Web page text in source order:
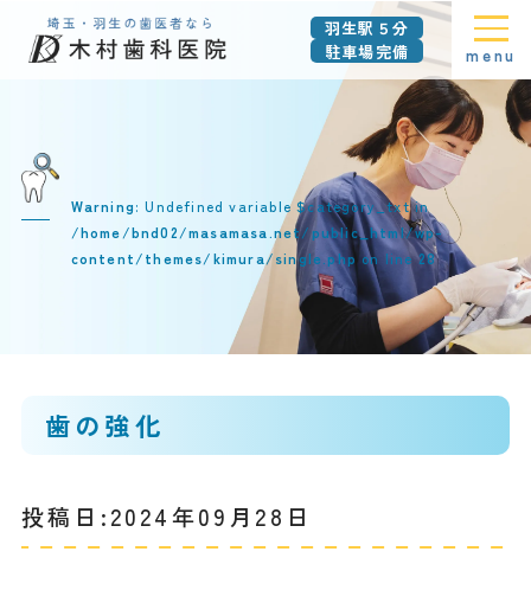
羽生駅５分
駐車場完備
menu
Warning: Undefined variable $category_txt in
/home/bnd02/masamasa.net/public_html/wp-
content/themes/kimura/single.php on line28
歯の強化
投稿日:2024年09月28日